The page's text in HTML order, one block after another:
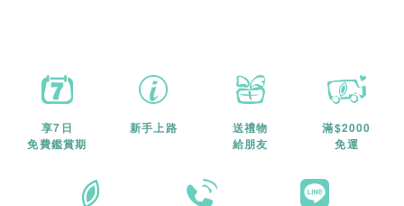
享7日
免費鑑賞期
新手上路
送禮物
給朋友
滿$2000
免運